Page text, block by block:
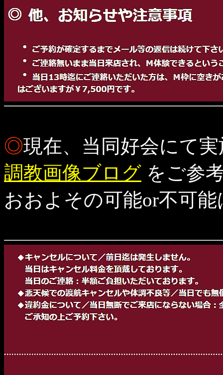
◎現在、当同好会にて
調教画像ブログ をご参
おおよその可能or不可